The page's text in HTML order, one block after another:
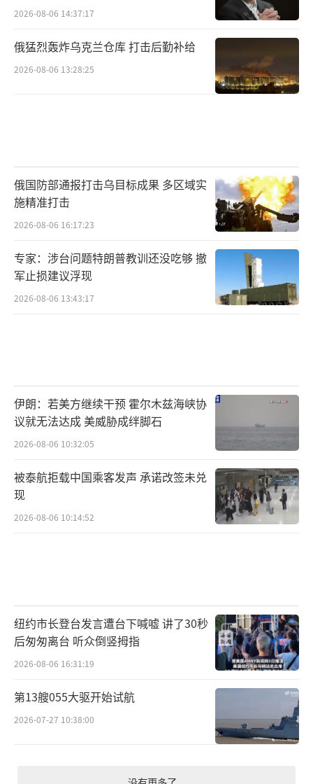
2026-08-06 14:37:17
俄猛烈轰炸乌克兰仓库 打击后勤补给
2026-08-06 13:28:25
俄国防部通报打击乌目标成果 多区域实
施精准打击
2026-08-06 16:17:23
专家：涉台问题特朗普教训还没吃够 撤
军止损建议浮现
2026-08-06 13:43:17
伊朗：若美方继续干预 霍尔木兹海峡协
议就无法达成 美威胁成绊脚石
2026-08-06 10:32:05
被泰航拒载中国乘客发声 承诺改签未兑
现
2026-08-06 10:14:52
纽约市长登台发言遭台下喊嘘 讲了30秒
后匆匆离台 听众倒竖拇指
2026-08-06 16:31:19
第13艘055大驱开始试航
2026-07-27 10:38:00